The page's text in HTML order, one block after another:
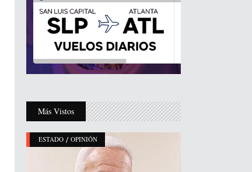
Más Vistos
ESTADO / OPINIÓN